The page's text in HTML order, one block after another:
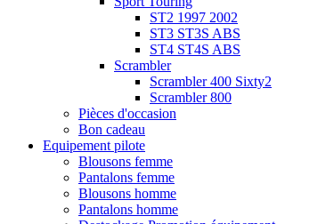
ST2 1997 2002
ST3 ST3S ABS
ST4 ST4S ABS
Scrambler
Scrambler 400 Sixty2
Scrambler 800
Pièces d'occasion
Bon cadeau
Equipement pilote
Blousons femme
Pantalons femme
Blousons homme
Pantalons homme